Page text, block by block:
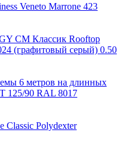
Veneto Marrone 423
СМ Классик Rooftop
(графитовый серый) 0.50
6 метров на длинных
125/90 RAL 8017
Classic Polydexter